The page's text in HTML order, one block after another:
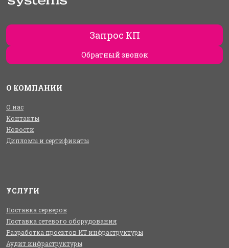
Запрос КП
Обратный звонок
О КОМПАНИИ
О нас
Контакты
Новости
Дипломы и сертификаты
УСЛУГИ
Поставка серверов
Поставка сетевого оборудования
Разработка проектов ИТ инфраструктуры
Аудит инфраструктуры